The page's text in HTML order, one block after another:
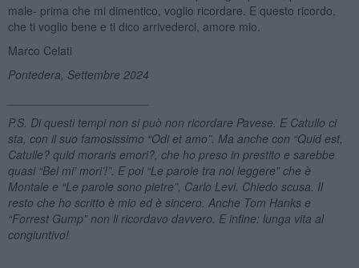
male- prima che mi dimentico, voglio ricordare. E questo ricordo,
che ti voglio bene e ti dico arrivederci, amore mio.
Marco Celati
Pontedera, Settembre 2024
P.S. Di questi tempi non si può non ricordare Pavese. E Catullo ci
sta, con il suo famosissimo “Odi et amo”. Ma anche con “Quid est,
Catulle? quid moraris emori?, che ho preso in prestito e sarebbe
quasi “Bel mi’ mori’!”. E poi “Le parole tra noi leggere” che è
Montale e “Le parole sono pietre”, Carlo Levi. Chiedo scusa. Il
resto che ho scritto è mio ed è sincero. Anche Tom Hanks e
“Forrest Gump” non li ricordavo davvero. E infine: lunga vita al
congiuntivo!